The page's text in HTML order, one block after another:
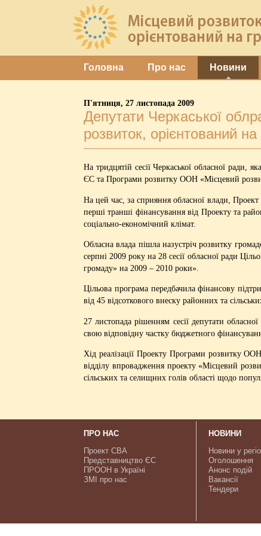
Головна Про нас Новини
П'ятниця, 27 листопада 2009
Депутати Черкаської
розвиток, орієнтований
На тридцятій сесії Черкаської обласної ради,
ЄС та Програми розвитку ООН «Місцевий
На цей час, за сприяння обласної влади, Проект
перші транші фінансування від Проекту та
соціально-економічний клімат.
Обласна влада пішла назустріч розвитку
серпні 2009 року на 28 сесії обласної ради
громаду» на 2009 – 2010 роки».
Цільова програма передбачила фінансову
від 45 відсоткового внеску районних та
27 листопада рішенням сесії депутати
свою відповідну частку бюджетного
Хід реалізації Проекту Програми розвитку ООН
відділу впровадження проекту «Місцевий
сільських та селищних голів області щодо
ПРО НАС
Проект CBA
Представництво ЄС
ПРООН в Україні
ЗМІ про нас
НОВИНИ
Новини у
Оголошення
Анонс подій
Вакансії
Тендери